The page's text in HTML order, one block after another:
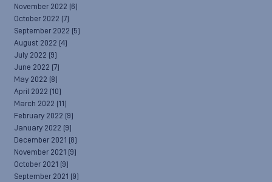
November 2022 (6)
October 2022 (7)
September 2022 (5)
August 2022 (4)
July 2022 (9)
June 2022 (7)
May 2022 (8)
April 2022 (10)
March 2022 (11)
February 2022 (9)
January 2022 (9)
December 2021 (8)
November 2021 (9)
October 2021 (9)
September 2021 (9)